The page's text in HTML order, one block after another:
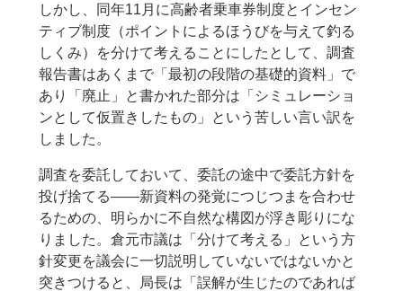
しかし、同年11月に高齢者乗車券制度とインセン
ティブ制度（ポイントによるほうびを与えて釣る
しくみ）を分けて考えることにしたとして、調査
報告書はあくまで「最初の段階の基礎的資料」で
あり「廃止」と書かれた部分は「シミュレーショ
ンとして仮置きしたもの」という苦しい言い訳を
しました。
調査を委託しておいて、委託の途中で委託方針を
投げ捨てる――新資料の発覚につじつまを合わせ
るための、明らかに不自然な構図が浮き彫りにな
りました。倉元市議は「分けて考える」という方
針変更を議会に一切説明していないではないかと
突きつけると、局長は「誤解が生じたのであれば